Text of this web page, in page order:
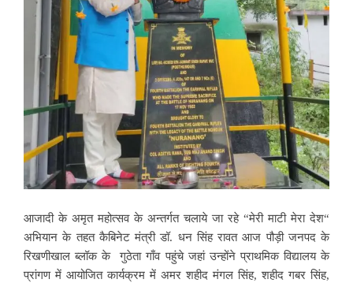
आजादी के अमृत महोत्सव के अन्तर्गत चलाये जा रहे “मेरी माटी मेरा देश“
अभियान के तहत कैबिनेट मंत्री डॉ. धन सिंह रावत आज पौड़ी जनपद के
रिखणीखाल ब्लॉक के गुठेता गाँव पहुंचे जहां उन्होंने प्राथमिक विद्यालय के
प्रांगण में आयोजित कार्यक्रम में अमर शहीद मंगल सिंह, शहीद गबर सिंह,